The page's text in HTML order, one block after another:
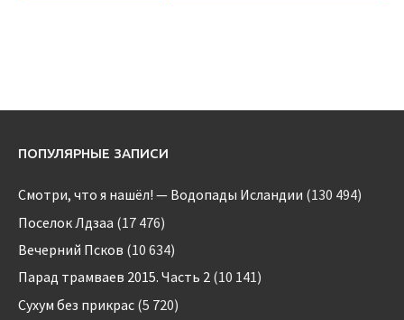
ПОПУЛЯРНЫЕ ЗАПИСИ
Смотри, что я нашёл! — Водопады Исландии (130 494)
Поселок Лдзаа (17 476)
Вечерний Псков (10 634)
Парад трамваев 2015. Часть 2 (10 141)
Сухум без прикрас (5 720)